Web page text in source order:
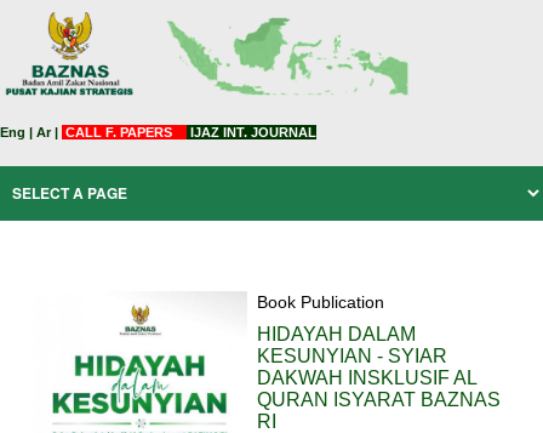
Eng | Ar| CALL F. PAPERS IJAZ INT. JOURNAL
Book Publication
HIDAYAH DALAM
KESUNYIAN - SYIAR
DAKWAH INSKLUSIF AL
QURAN ISYARAT BAZNAS
RI